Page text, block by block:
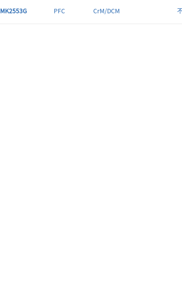
MK2553G PFC CrM/DCM